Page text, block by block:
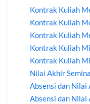
Kontrak Kuliah
Kontrak Kuliah
Kontrak Kuliah
Kontrak Kuliah
Kontrak Kuliah
Nilai Akhir
Absensi dan Nilai
Absensi dan Nilai